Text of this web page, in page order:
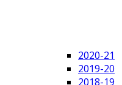
2020-21
2019-20
2018-19